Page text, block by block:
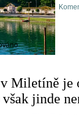
Miletíně je
jinde